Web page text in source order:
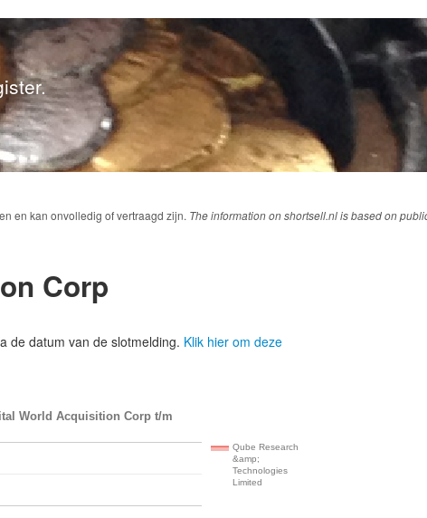
en kan onvolledig of vertraagd zijn. The information on shortsell.nl is based on
Corp
de datum van de slotmelding. Klik hier om deze
World Acquisition Corp t/m
Qube Research
&amp;
Technologies
Limited